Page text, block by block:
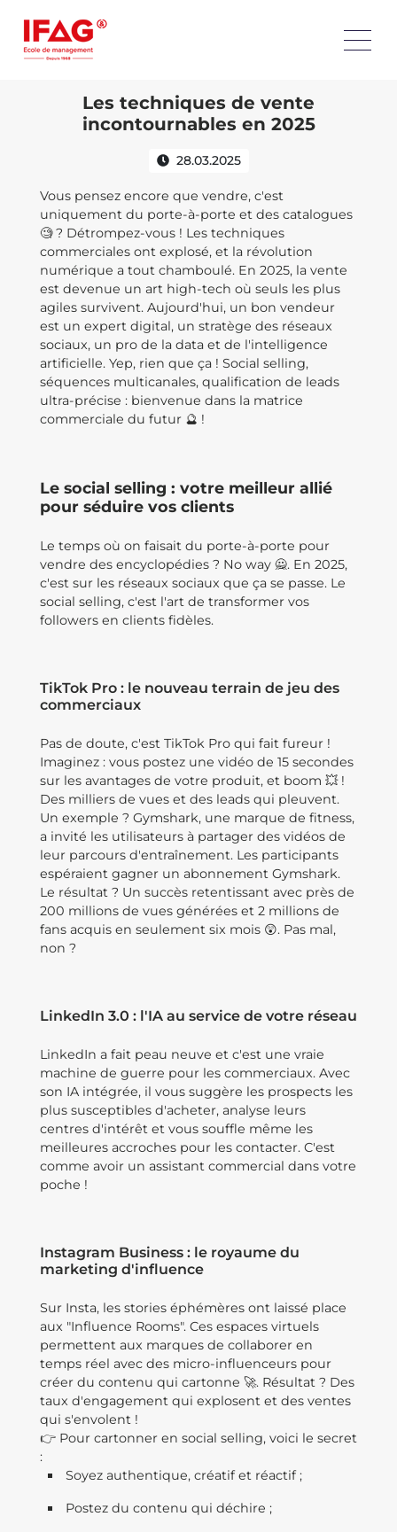
Les techniques de vente
incontournables en 2025
28.03.2025
Vous pensez encore que vendre, c'est
uniquement du porte-à-porte et des catalogues
🧐 ? Détrompez-vous ! Les techniques
commerciales ont explosé, et la révolution
numérique a tout chamboulé. En 2025, la vente
est devenue un art high-tech où seuls les plus
agiles survivent. Aujourd'hui, un bon vendeur
est un expert digital, un stratège des réseaux
sociaux, un pro de la data et de l'intelligence
artificielle. Yep, rien que ça ! Social selling,
séquences multicanales, qualification de leads
ultra-précise : bienvenue dans la matrice
commerciale du futur 🔮 !
Le social selling : votre meilleur allié
pour séduire vos clients
Le temps où on faisait du porte-à-porte pour
vendre des encyclopédies ? No way 🙅. En 2025,
c'est sur les réseaux sociaux que ça se passe. Le
social selling, c'est l'art de transformer vos
followers en clients fidèles.
TikTok Pro : le nouveau terrain de jeu des
commerciaux
Pas de doute, c'est TikTok Pro qui fait fureur !
Imaginez : vous postez une vidéo de 15 secondes
sur les avantages de votre produit, et boom 💥 !
Des milliers de vues et des leads qui pleuvent.
Un exemple ? Gymshark, une marque de fitness,
a invité les utilisateurs à partager des vidéos de
leur parcours d'entraînement. Les participants
espéraient gagner un abonnement Gymshark.
Le résultat ? Un succès retentissant avec près de
200 millions de vues générées et 2 millions de
fans acquis en seulement six mois 😲. Pas mal,
non ?
LinkedIn 3.0 : l'IA au service de votre réseau
LinkedIn a fait peau neuve et c'est une vraie
machine de guerre pour les commerciaux. Avec
son IA intégrée, il vous suggère les prospects les
plus susceptibles d'acheter, analyse leurs
centres d'intérêt et vous souffle même les
meilleures accroches pour les contacter. C'est
comme avoir un assistant commercial dans votre
poche !
Instagram Business : le royaume du
marketing d'influence
Sur Insta, les stories éphémères ont laissé place
aux "Influence Rooms". Ces espaces virtuels
permettent aux marques de collaborer en
temps réel avec des micro-influenceurs pour
créer du contenu qui cartonne 🚀. Résultat ? Des
taux d'engagement qui explosent et des ventes
qui s'envolent !
👉 Pour cartonner en social selling, voici le secret
:
Soyez authentique, créatif et réactif ;
Postez du contenu qui déchire ;